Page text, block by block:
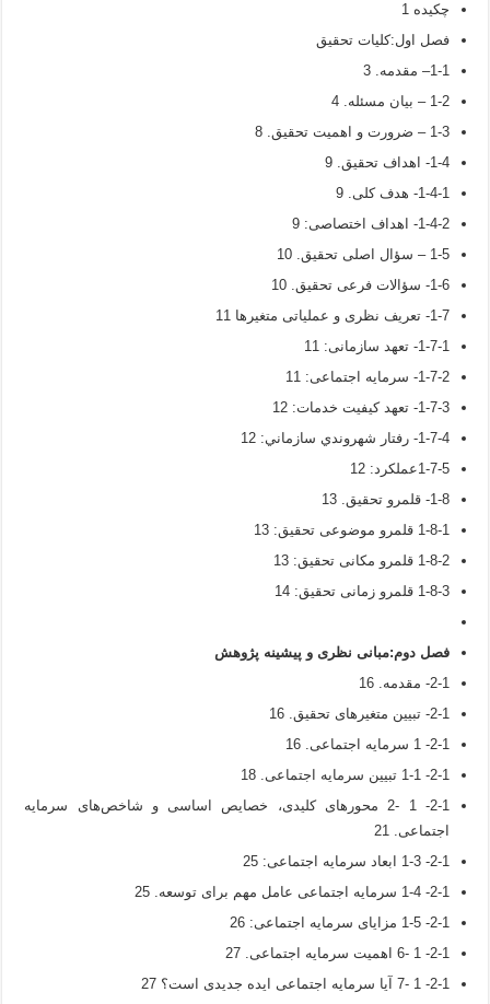
چکیده 1
فصل اول:کلیات تحقیق
1-1– مقدمه. 3
1-2 – بیان مسئله. 4
1-3 – ضرورت و اهمیت تحقیق. 8
1-4- اهداف تحقیق. 9
1-4-1- هدف کلی. 9
1-4-2- اهداف اختصاصی: 9
1-5 – سؤال اصلی تحقیق. 10
1-6- سؤالات فرعی تحقیق. 10
1-7- تعریف نظری و عملیاتی متغیرها 11
1-7-1- تعهد سازمانی: 11
1-7-2- سرمايه اجتماعی: 11
1-7-3- تعهد کیفیت خدمات: 12
1-7-4- رفتار شهروندي سازماني: 12
1-7-5عملکرد: 12
1-8- قلمرو تحقیق. 13
1-8-1 قلمرو موضوعی تحقیق: 13
1-8-2 قلمرو مکانی تحقیق: 13
1-8-3 قلمرو زمانی تحقیق: 14
فصل دوم:مبانی نظری و پیشینه پژوهش
2-1- مقدمه. 16
2-1- تبیین متغیرهای تحقیق. 16
2-1- 1 سرمایه اجتماعی. 16
2-1- 1-1 تبیین سرمایه اجتماعی. 18
2-1- 1 -2 محورهای کلیدی، خصایص اساسی و شاخص‌های سرمایه
اجتماعی. 21
2-1- 1-3 ابعاد سرمایه اجتماعی: 25
2-1- 1-4 سرمایه اجتماعی عامل مهم برای توسعه. 25
2-1- 1-5 مزایای سرمایه اجتماعی: 26
2-1- 1 -6 اهمیت سرمایه اجتماعی. 27
2-1- 1 -7 آیا سرمايه اجتماعی ایده جدیدی است؟ 27